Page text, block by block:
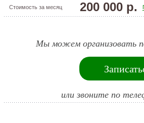
Стоимость за месяц 200 000 р.
Мы можем организовать
или звоните по